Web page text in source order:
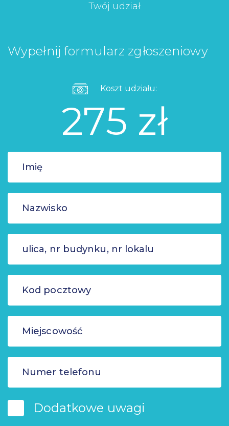
Twój udział
Wypełnij formularz zgłoszeniowy
Koszt udziału:
275 zł
Dodatkowe uwagi